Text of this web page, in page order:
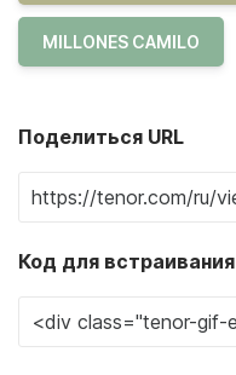
MILLONES CAMILO
Поделиться URL
Код для встраивания